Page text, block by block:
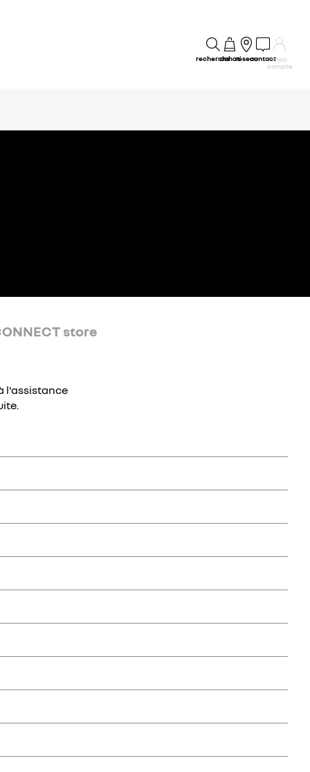
rechercheachatréseaucontactmon
compte
store
l'assistance
menu principal ou au menu
un accès direct aux fonctions dont vous avez le
et ensuite appuyer sur supprimer.
de station de radio.